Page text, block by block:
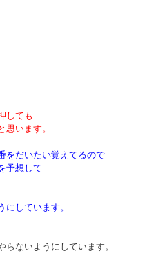
しても
思います。
をだいたい覚えてるので
予想して
しています。
ないようにしています。